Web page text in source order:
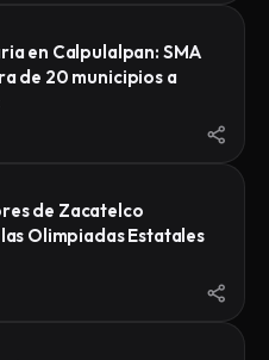
en Calpulalpan: SMA
de 20 municipios a
de Zacatelco
Olimpiadas Estatales